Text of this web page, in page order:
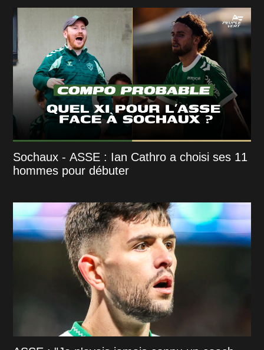
Sochaux - ASSE : Ian Cathro a choisi ses 11
hommes pour débuter